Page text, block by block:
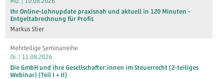
Ihr Online-Lohnupdate praxisnah und aktuell in 120 Minuten -
Entgeltabrechnung für Profis
Markus Stier
Mehrteilige Seminarreihe
Di. | 11.08.2026
Die GmbH und ihre Gesellschafter:innen im Steuerrecht (2-teiliges
Webinar) (Teil I + II)